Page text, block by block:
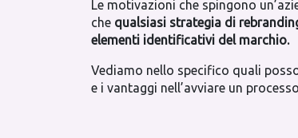
Le motivazioni che spingono
che qualsiasi strategia di
elementi identificativi del marchio.
Vediamo nello specifico quali
e i vantaggi nell’avviare un